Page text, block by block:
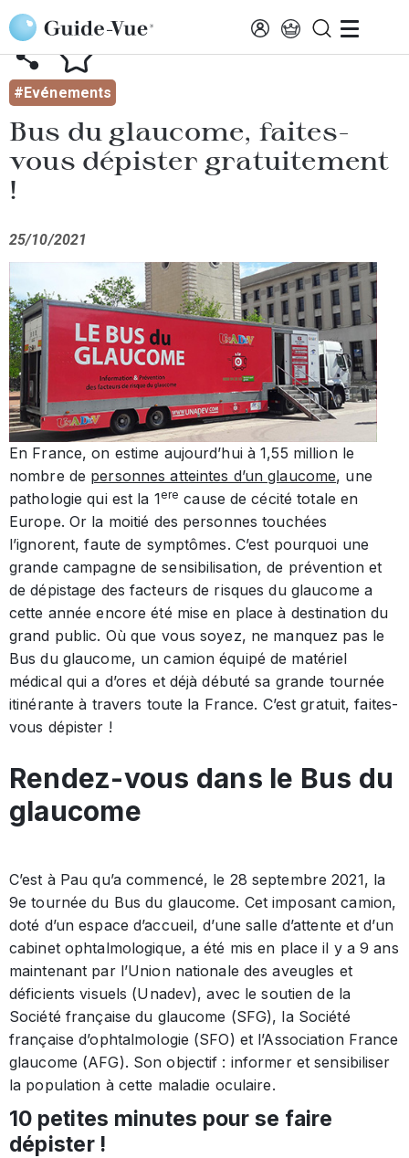
Aller au contenu principal
AFFICHER TOUTES LES ACTUALITÉS
#Evénements
Bus du glaucome, faites-
vous dépister gratuitement
!
25/10/2021
En France, on estime aujourd’hui à 1,55 million le
nombre de personnes atteintes d’un glaucome, une
pathologie qui est la 1ere cause de cécité totale en
Europe. Or la moitié des personnes touchées
l’ignorent, faute de symptômes. C’est pourquoi une
grande campagne de sensibilisation, de prévention et
de dépistage des facteurs de risques du glaucome a
cette année encore été mise en place à destination du
grand public. Où que vous soyez, ne manquez pas le
Bus du glaucome, un camion équipé de matériel
médical qui a d’ores et déjà débuté sa grande tournée
itinérante à travers toute la France. C’est gratuit, faites-
vous dépister !
Rendez-vous dans le Bus du
glaucome
C’est à Pau qu’a commencé, le 28 septembre 2021, la
9e tournée du Bus du glaucome. Cet imposant camion,
doté d’un espace d’accueil, d’une salle d’attente et d’un
cabinet ophtalmologique, a été mis en place il y a 9 ans
maintenant par l’Union nationale des aveugles et
déficients visuels (Unadev), avec le soutien de la
Société française du glaucome (SFG), la Société
française d’ophtalmologie (SFO) et l’Association France
glaucome (AFG). Son objectif : informer et sensibiliser
la population à cette maladie oculaire.
10 petites minutes pour se faire
dépister !